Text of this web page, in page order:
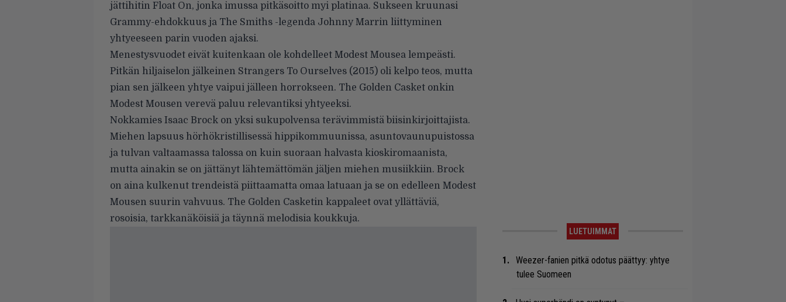
jättihitin Float On, jonka imussa pitkäsoitto myi platinaa. Sukseen kruunasi
Grammy-ehdokkuus ja The Smiths -legenda Johnny Marrin liittyminen
yhtyeeseen parin vuoden ajaksi.
Menestysvuodet eivät kuitenkaan ole kohdelleet Modest Mousea lempeästi.
Pitkän hiljaiselon jälkeinen Strangers To Ourselves (2015) oli kelpo teos, mutta
pian sen jälkeen yhtye vaipui jälleen horrokseen. The Golden Casket onkin
Modest Mousen verevä paluu relevantiksi yhtyeeksi.
Nokkamies Isaac Brock on yksi sukupolvensa terävimmistä biisinkirjoittajista.
Miehen lapsuus hörhökristillisessä hippikommuunissa, asuntovaunupuistossa
ja tulvan valtaamassa talossa on kuin suoraan halvasta kioskiromaanista,
mutta ainakin se on jättänyt lähtemättömän jäljen miehen musiikkiin. Brock
on aina kulkenut trendeistä piittaamatta omaa latuaan ja se on edelleen Modest
Mousen suurin vahvuus. The Golden Casketin kappaleet ovat yllättäviä,
rosoisia, tarkkanäköisiä ja täynnä melodisia koukkuja.
LUETUIMMAT
Weezer-fanien pitkä odotus päättyy: yhtye
tulee Suomeen